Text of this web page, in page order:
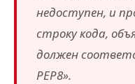
недоступен, и
строку кода,
должен
PEP8».